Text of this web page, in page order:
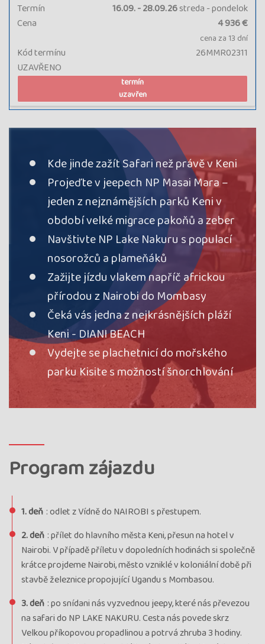
Termín 16.09. - 28.09.26streda - pondelok
UZAVŘENO
Kód termínu 26MMR02311
Cena 4 936 €
cena za 13 dní
termín
uzavřen
Kde jinde zažít Safari než právě v Keni
Projeďte v jeepech NP Masai Mara –
jeden z nejznámějších parků Keni v
období velké migrace pakoňů a zeber
Navštivte NP Lake Nakuru s populací
nosorožců a plameňáků
Zažijte jízdu vlakem napříč africkou
přírodou z Nairobi do Mombasy
Čeká vás jedna z nejkrásnějších pláží
Keni - DIANI BEACH
Vydejte se plachetnicí do mořského
parku Kisite s možností šnorchlování
Program zájazdu
1. deň : odlet z Vídně do NAIROBI s přestupem.
2. deň : přílet do hlavního města Keni, přesun na hotel v
Nairobi. V případě příletu v dopoledních hodinách si společně
krátce projdeme Nairobi, město vzniklé v koloniální době při
stavbě železnice propojující Ugandu s Mombasou.
3. deň : po snídani nás vyzvednou jeepy, které nás převezou
na safari do NP LAKE NAKURU. Cesta nás povede skrz
Velkou příkopovou propadlinou a potrvá zhruba 3 hodiny.